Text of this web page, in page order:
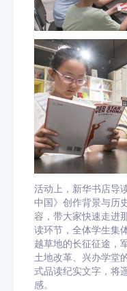
活动上，新华书店导
中国》创作背景与历
容，带大家快速走进
读环节，全体学生集
越草地的长征征途，
土地改革、兴办学堂
式品读纪实文字，将
感。